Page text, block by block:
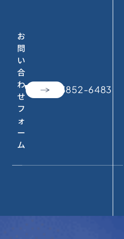
お
問
い
合
わ
せ
フ
ォ
ー
ム
call 050-3852-6483